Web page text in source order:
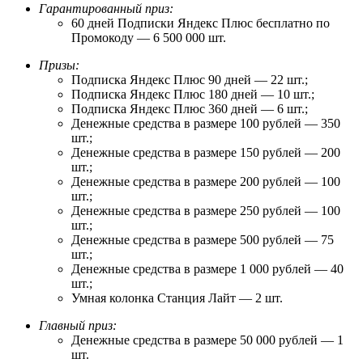
Гарантированный приз:
60 дней Подписки Яндекс Плюс бесплатно по
Промокоду — 6 500 000 шт.
Призы:
Подписка Яндекс Плюс 90 дней — 22 шт.;
Подписка Яндекс Плюс 180 дней — 10 шт.;
Подписка Яндекс Плюс 360 дней — 6 шт.;
Денежные средства в размере 100 рублей — 350
шт.;
Денежные средства в размере 150 рублей — 200
шт.;
Денежные средства в размере 200 рублей — 100
шт.;
Денежные средства в размере 250 рублей — 100
шт.;
Денежные средства в размере 500 рублей — 75
шт.;
Денежные средства в размере 1 000 рублей — 40
шт.;
Умная колонка Станция Лайт — 2 шт.
Главный приз:
Денежные средства в размере 50 000 рублей — 1
шт.